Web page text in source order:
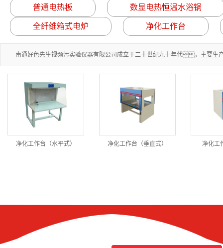
普通电热板 数显电热恒温水浴锅
全纤维箱式电炉 净化工作台
南通好色先生视频污实验仪器有限公司成立于二十世纪九十年代，
净化工作台（水平式） 净化工作台（垂直式） 净化工